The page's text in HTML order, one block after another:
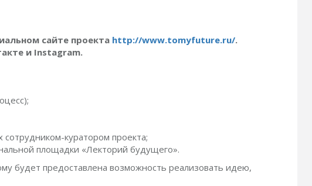
сайте проекта http://www.tomyfuture.ru/.
и Instagram.
куратором проекта;
площадки «Лекторий будущего».
будет предоставлена возможность реализовать идею,